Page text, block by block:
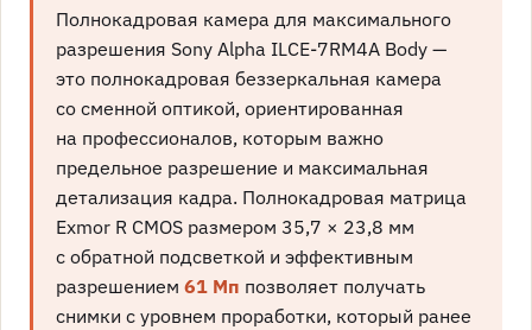
Полнокадровая камера для максимального
разрешения Sony Alpha ILCE-7RM4A Body —
это полнокадровая беззеркальная камера
со сменной оптикой, ориентированная
на профессионалов, которым важно
предельное разрешение и максимальная
детализация кадра. Полнокадровая матрица
Exmor R CMOS размером 35,7 × 23,8 мм
с обратной подсветкой и эффективным
разрешением61 Мп позволяет получать
снимки с уровнем проработки, который ранее